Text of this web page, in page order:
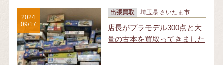
出張買取 埼玉県 さいたま市
店長がプラモデル300点と大
量の古本を買取ってきました
2024
09/17